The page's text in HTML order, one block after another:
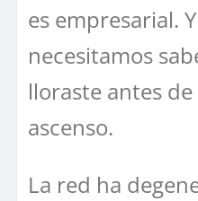
es empresarial.
necesitamos
lloraste antes
ascenso.
La red ha